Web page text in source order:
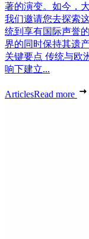
著的演变。如今，
我们邀请您去探索
统到享有国际声誉
界的同时保持其遗
关键要点 传统与欧
响下建立...
ArticlesRead more